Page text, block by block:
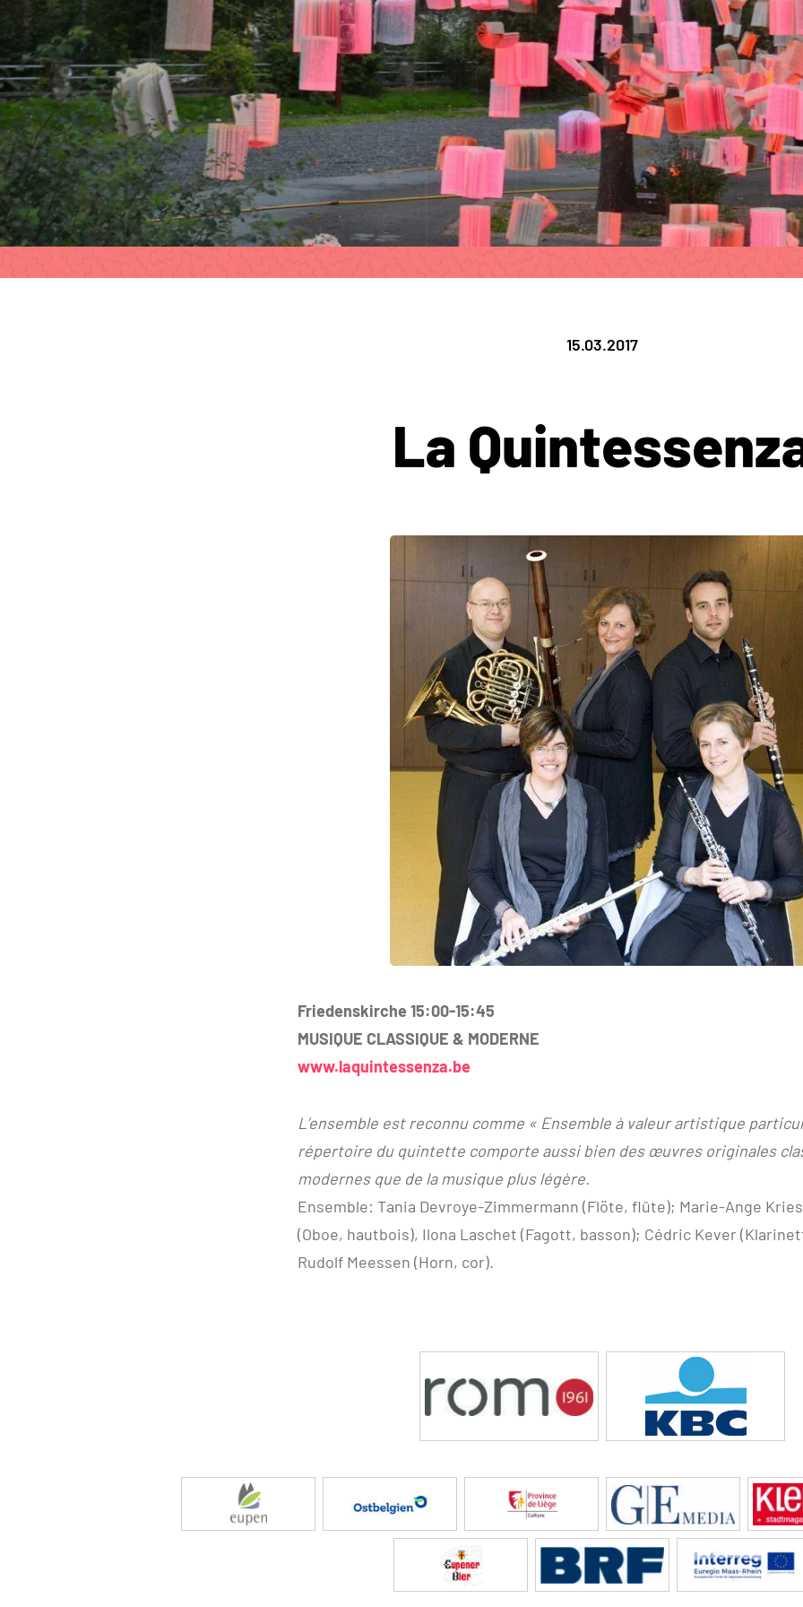
15.03.2017
La
Friedenskirche 15:00-15:45
MUSIQUE CLASSIQUE & MODERNE
www.laquintessenza.be
L’ensemble est reconnu comme « Ensemble à valeur artistique
répertoire du quintette comporte aussi bien des œuvres originales
modernes que de la musique plus légère.
Ensemble: Tania Devroye-Zimmermann (Flöte, flûte); Marie-Ange
(Oboe, hautbois), Ilona Laschet (Fagott, basson); Cédric Kever
Rudolf Meessen (Horn, cor).